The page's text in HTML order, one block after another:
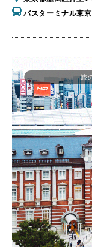
バスターミナル東
旅